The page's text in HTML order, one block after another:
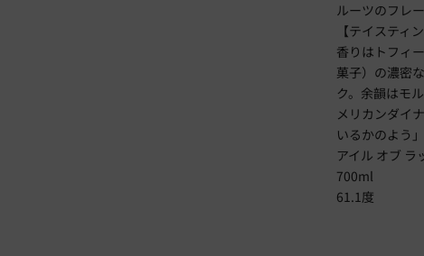
ルーツのフレ
【テイスティ
香りはトフィ
菓子）の濃密
ク。余韻はモ
メリカンダイ
いるかのよう
アイル オブ
700ml
61.1度